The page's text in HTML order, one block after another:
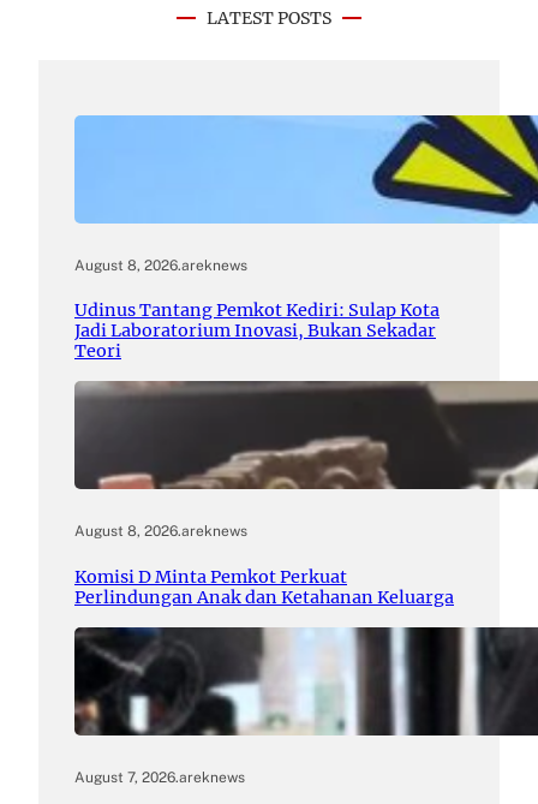
LATEST POSTS
August 8, 2026.areknews
Udinus Tantang Pemkot Kediri: Sulap Kota
Jadi Laboratorium Inovasi, Bukan Sekadar
Teori
August 8, 2026.areknews
Komisi D Minta Pemkot Perkuat
Perlindungan Anak dan Ketahanan Keluarga
August 7, 2026.areknews